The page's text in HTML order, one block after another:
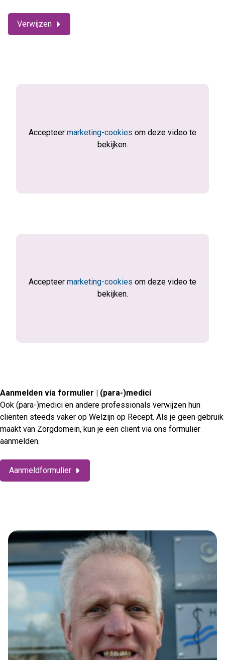
Verwijzen
Accepteer marketing-cookies om deze video te
bekijken.
Accepteer marketing-cookies om deze video te
bekijken.
Aanmelden via formulier | (para-)medici
Ook (para-)medici en andere professionals verwijzen hun
cliënten steeds vaker op Welzijn op Recept. Als je geen gebruik
maakt van Zorgdomein, kun je een cliënt via ons formulier
aanmelden.
Aanmeldformulier